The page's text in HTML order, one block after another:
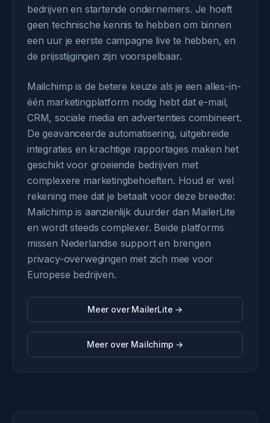
bedrijven en startende ondernemers. Je hoeft
geen technische kennis te hebben om binnen
een uur je eerste campagne live te hebben, en
de prijsstijgingen zijn voorspelbaar.
Mailchimp is de betere keuze als je een alles-in-
één marketingplatform nodig hebt dat e-mail,
CRM, sociale media en advertenties combineert.
De geavanceerde automatisering, uitgebreide
integraties en krachtige rapportages maken het
geschikt voor groeiende bedrijven met
complexere marketingbehoeften. Houd er wel
rekening mee dat je betaalt voor deze breedte:
Mailchimp is aanzienlijk duurder dan MailerLite
en wordt steeds complexer. Beide platforms
missen Nederlandse support en brengen
privacy-overwegingen met zich mee voor
Europese bedrijven.
Meer over MailerLite →
Meer over Mailchimp →